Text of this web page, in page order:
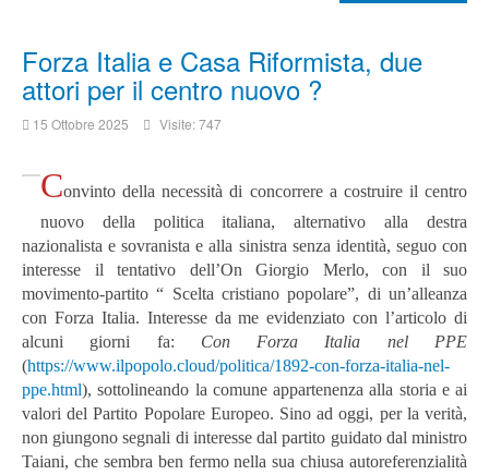
Forza Italia e Casa Riformista, due
attori per il centro nuovo ?
15 Ottobre 2025 Visite: 747
Convinto della necessità di concorrere a costruire il centro
nuovo della politica italiana, alternativo alla destra
nazionalista e sovranista e alla sinistra senza identità, seguo con
interesse il tentativo dell’On Giorgio Merlo, con il suo
movimento-partito “ Scelta cristiano popolare”, di un’alleanza
con Forza Italia. Interesse da me evidenziato con l’articolo di
alcuni giorni fa: Con Forza Italia nel PPE
(https://www.ilpopolo.cloud/politica/1892-con-forza-italia-nel-
ppe.html), sottolineando la comune appartenenza alla storia e ai
valori del Partito Popolare Europeo. Sino ad oggi, per la verità,
non giungono segnali di interesse dal partito guidato dal ministro
Taiani, che sembra ben fermo nella sua chiusa autoreferenzialità